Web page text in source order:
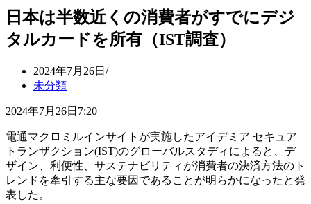
日本は半数近くの消費者がすでにデジ
タルカードを所有（IST調査）
2024年7月26日
未分類
2024年7月26日7:20
電通マクロミルインサイトが実施したアイデミア セキュア
トランザクション(IST)のグローバルスタディによると、デ
ザイン、利便性、サステナビリティが消費者の決済方法のト
レンドを牽引する主な要因であることが明らかになったと発
表した。